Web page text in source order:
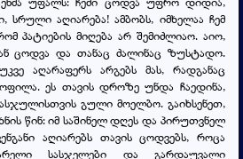
სრული აღიარება! ამბობს, იმხელაა ჩემ
პატიების მიღება არ შემიძლიაო. აიო,
ცოდვა და თანაც ძალინაც ზუსტადო.
აღარაფერს არგებს მას, რადგანაც
ეს თავის დროზე უნდა ჩაედინა,
გული მოელბო. გაიხსენეთ,
წინ: იმ საშინელ დღეს და პირუთვნელ
აღიარებს თავის ცოდვებს, როცა
სასჯელები და გარდაუვალი